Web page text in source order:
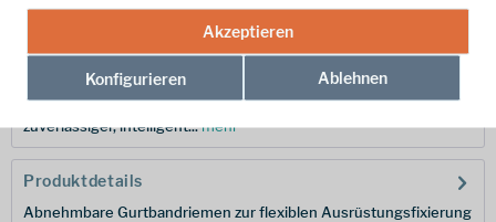
Hersteller-Nr.: 10004557
Beschreibung
Alpiner Alleskönner: Der Mutant 38 von Osprey ist ein
zuverlässiger, intelligent...mehr
Produktdetails
Abnehmbare Gurtbandriemen zur flexiblen Ausrüstungsfixierung
Akzeptieren
Konfigurieren Ablehnen